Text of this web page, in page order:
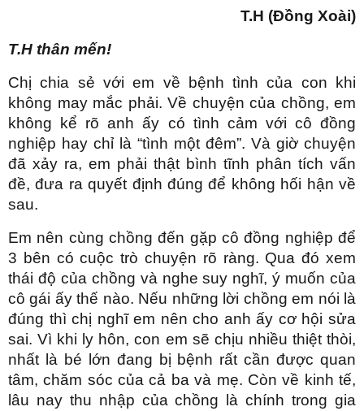
T.H (Đồng Xoài)
T.H thân mến!
Chị chia sẻ với em về bệnh tình của con khi
không may mắc phải. Về chuyện của chồng, em
không kể rõ anh ấy có tình cảm với cô đồng
nghiệp hay chỉ là “tình một đêm”. Và giờ chuyện
đã xảy ra, em phải thật bình tĩnh phân tích vấn
đề, đưa ra quyết định đúng để không hối hận về
sau.
Em nên cùng chồng đến gặp cô đồng nghiệp để
3 bên có cuộc trò chuyện rõ ràng. Qua đó xem
thái độ của chồng và nghe suy nghĩ, ý muốn của
cô gái ấy thế nào. Nếu những lời chồng em nói là
đúng thì chị nghĩ em nên cho anh ấy cơ hội sửa
sai. Vì khi ly hôn, con em sẽ chịu nhiều thiệt thòi,
nhất là bé lớn đang bị bệnh rất cần được quan
tâm, chăm sóc của cả ba và mẹ. Còn về kinh tế,
lâu nay thu nhập của chồng là chính trong gia